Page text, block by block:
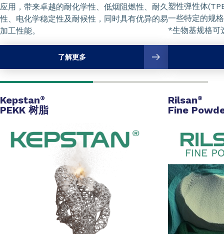
应用，带来卓越的耐化学性、低烟阻燃性、耐久
性、电化学稳定性及耐候性，同时具有优异的易
加工性能。
了解更多
塑性弹性体
一些特定的规
*生物基规格可
Kepstan®
PEKK 树脂
Rilsan®
Fine